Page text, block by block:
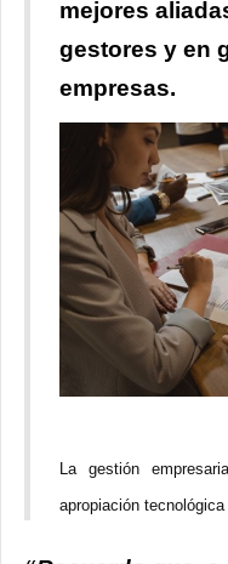
mejores
gestores y en
empresas.
La gestión
apropiación tecnológica